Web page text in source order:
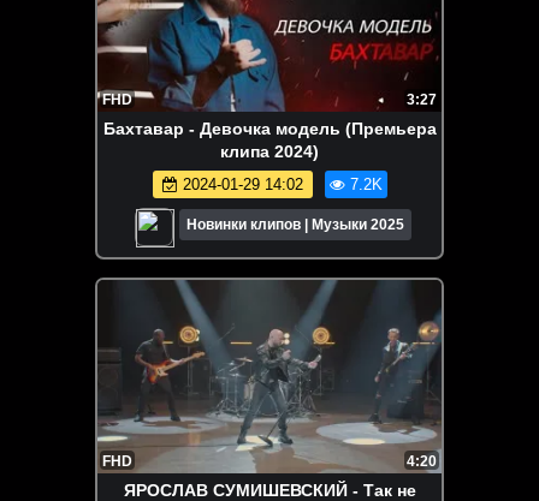
FHD 3:27
Бахтавар - Девочка модель (Премьера
клипа 2024)
2024-01-29 14:02 7.2K
Новинки клипов | Музыки 2025
FHD 4:20
ЯРОСЛАВ СУМИШЕВСКИЙ - Так не